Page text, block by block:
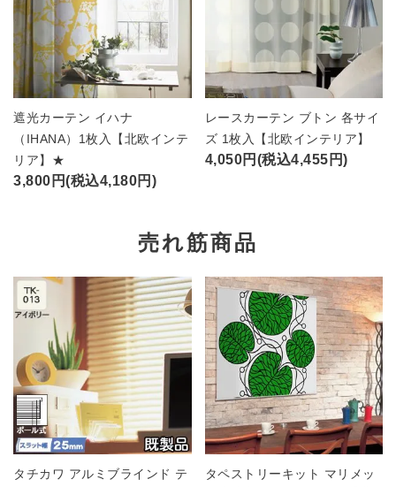
遮光カーテン イハナ
（IHANA）1枚入【北欧インテ
リア】★
3,800円(税込4,180円)
レースカーテン ブトン 各サイ
ズ 1枚入【北欧インテリア】
4,050円(税込4,455円)
売れ筋商品
タチカワ アルミブラインド テ
タペストリーキット マリメッ